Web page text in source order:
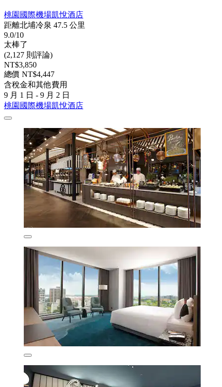
桃園國際機場凱悅酒店
距離北埔冷泉 47.5 公里
9.0/10
太棒了
(2,127 則評論)
NT$3,850
總價 NT$4,447
含稅金和其他費用
9 月 1 日 - 9 月 2 日
桃園國際機場凱悅酒店